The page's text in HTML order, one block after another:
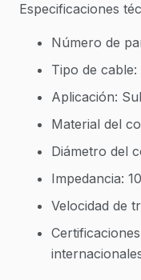
Especificaciones
Número de
Tipo de
Aplicación:
Material del
Diámetro del
Impedancia:
Velocidad de